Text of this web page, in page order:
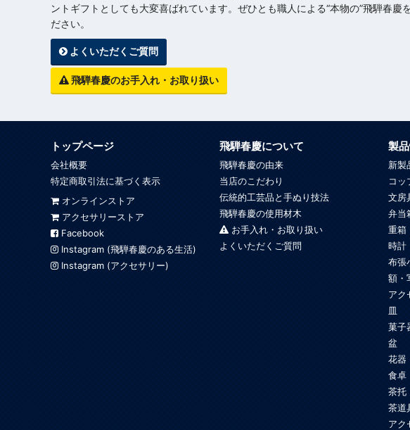
ントギフトとしても大変喜ばれています。ぜひとも職人による“本物の”飛騨春慶
ださい。
よくいただくご質問
飛騨春慶のお手入れ・お取り扱い
トップページ
会社概要
特定商取引法に基づく表示
オンラインストア
アクセサリーストア
Facebook
Instagram (飛騨春慶のある生活)
Instagram (アクセサリー)
飛騨春慶について
飛騨春慶の由来
当店のこだわり
伝統的工芸品と手ぬり技法
飛騨春慶の使用材木
お手入れ・お取り扱い
よくいただくご質問
製
新製
コッ
文房
弁当
重箱
時計
布張
額・
アク
皿
菓子
盆
花器
食卓
茶托
茶道
アク